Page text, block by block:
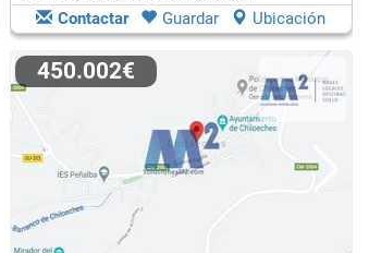
Contactar Guardar Ubicación
450.002€